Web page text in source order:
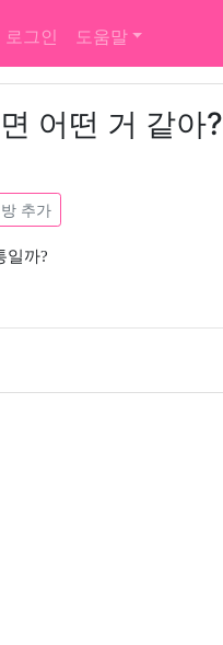
로그인 도움말
어떤 거 같아?
추가
일까?